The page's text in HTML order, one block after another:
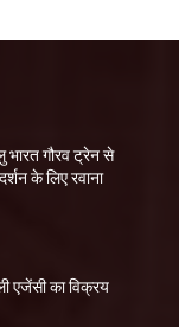
भारत गौरव ट्रेन से
के लिए रवाना
एजेंसी का विक्रय